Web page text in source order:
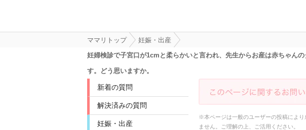
ママリトップ
妊娠・出産
妊婦検診で子宮口が1cmと柔らかいと言われ、先生からお産は赤ちゃん
す。どう思いますか。
新着の質問
解決済みの質問
妊娠・出産
※本ページは一般のユーザーの投稿により
ません。ご理解の上、ご活用ください。